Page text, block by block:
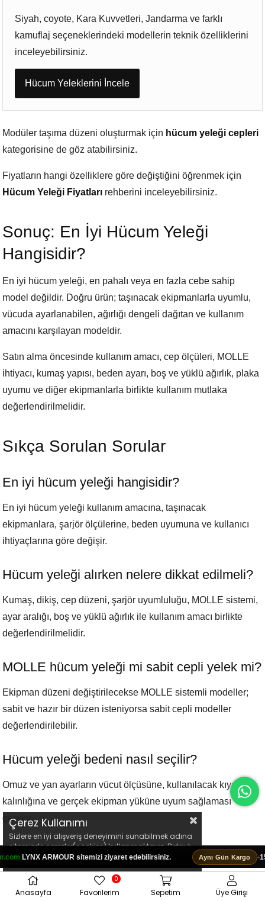
Siyah, coyote, Kara Kuvvetleri, Jandarma ve farklı
kamuflaj seçeneklerindeki modellerin teknik özelliklerini
inceleyebilirsiniz.
Hücum Yeleklerini İncele
Modüler taşıma düzeni oluşturmak için hücum yeleği cepleri
kategorisine de göz atabilirsiniz.
Fiyatların hangi özelliklere göre değiştiğini öğrenmek için
Hücum Yeleği Fiyatları rehberini inceleyebilirsiniz.
Sonuç: En İyi Hücum Yeleği
Hangisidir?
En iyi hücum yeleği, en pahalı veya en fazla cebe sahip
model değildir. Doğru ürün; taşınacak ekipmanlarla uyumlu,
vücuda ayarlanabilen, ağırlığı dengeli dağıtan ve kullanım
amacını karşılayan modeldir.
Satın alma öncesinde kullanım amacı, cep ölçüleri, MOLLE
ihtiyacı, kumaş yapısı, beden ayarı, boş ve yüklü ağırlık, plaka
uyumu ve diğer ekipmanlarla birlikte kullanım mutlaka
değerlendirilmelidir.
Sıkça Sorulan Sorular
En iyi hücum yeleği hangisidir?
En iyi hücum yeleği kullanım amacına, taşınacak
ekipmanlara, şarjör ölçülerine, beden uyumuna ve kullanıcı
ihtiyaçlarına göre değişir.
Hücum yeleği alırken nelere dikkat edilmeli?
Kumaş, dikiş, cep düzeni, şarjör uyumluluğu, MOLLE sistemi,
ayar aralığı, boş ve yüklü ağırlık ile kullanım amacı birlikte
değerlendirilmelidir.
MOLLE hücum yeleği mi sabit cepli yelek mi?
Ekipman düzeni değiştirilecekse MOLLE sistemli modeller;
sabit ve hazır bir düzen isteniyorsa sabit cepli modeller
değerlendirilebilir.
Hücum yeleği bedeni nasıl seçilir?
Omuz ve yan ayarların vücut ölçüsüne, kullanılacak kıyafet
kalınlığına ve gerçek ekipman yüküne uyum sağlaması
gerekir.
Hücum yeleği kaç kilo olmalı?
Tek bir ideal ağırlık yoktur. Boş yelek ağırlığı ile şarjör, telsiz,
cepler ve diğer ekipmanlar eklendikten sonraki toplam ağırlık
sitemizi ziyaret edebilirsiniz. Aynı Gün Kargo •15:00’a
Çerez Kullanımı
Sizlere en iyi alışveriş deneyimini sunabilmek adına
sitemizde çerezler(cookies) kullanmaktayız. Detaylı
bilgi için Kvkk sözleşmesini inceleyebilirsiniz.
Anasayfa Favorilerim
0
Sepetim Üye Girişi